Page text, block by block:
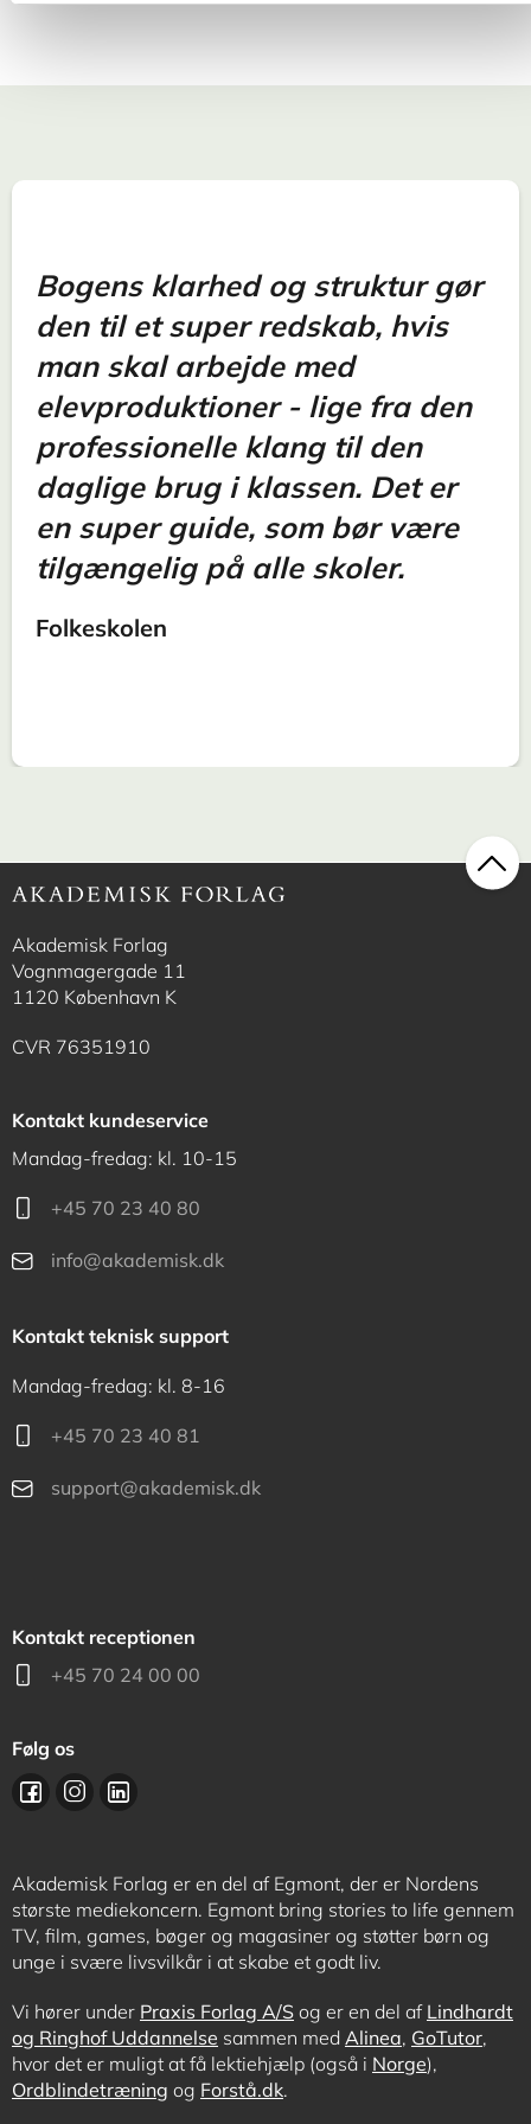
Bogens klarhed og struktur gør
den til et super redskab, hvis
man skal arbejde med
elevproduktioner - lige fra den
professionelle klang til den
daglige brug i klassen. Det er
en super guide, som bør være
tilgængelig på alle skoler.
Folkeskolen
Akademisk Forlag
Vognmagergade 11
1120 København K
CVR 76351910
Kontakt kundeservice
Mandag-fredag: kl. 10-15
+45 70 23 40 80
info@akademisk.dk
Kontakt teknisk support
Mandag-fredag: kl. 8-16
+45 70 23 40 81
support@akademisk.dk
Kontakt receptionen
+45 70 24 00 00
Følg os
Akademisk Forlag er en del af Egmont, der er Nordens
største mediekoncern. Egmont bring stories to life gennem
TV, film, games, bøger og magasiner og støtter børn og
unge i svære livsvilkår i at skabe et godt liv.
Vi hører under Praxis Forlag A/S og er en del af Lindhardt
og Ringhof Uddannelse sammen med Alinea, GoTutor,
hvor det er muligt at få lektiehjælp (også i Norge),
Ordblindetræning og Forstå.dk.